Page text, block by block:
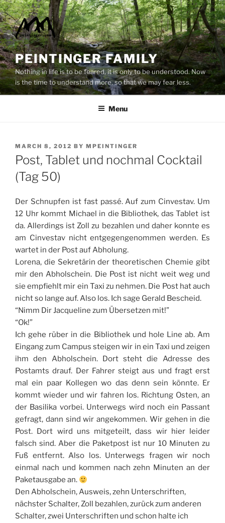
Skip
to
content
PEINTINGER FAMILY
Nothing in life is to be feared, it is only to be understood. Now
is the time to understand more, so that we may fear less.
Menu
POSTED
ON
MARCH 8, 2012 BY MPEINTINGER
Post, Tablet und nochmal Cocktail
(Tag 50)
Der Schnupfen ist fast passé. Auf zum Cinvestav. Um
12 Uhr kommt Michael in die Bibliothek, das Tablet ist
da. Allerdings ist Zoll zu bezahlen und daher konnte es
am Cinvestav nicht entgegengenommen werden. Es
wartet in der Post auf Abholung.
Lorena, die Sekretärin der theoretischen Chemie gibt
mir den Abholschein. Die Post ist nicht weit weg und
sie empfiehlt mir ein Taxi zu nehmen. Die Post hat auch
nicht so lange auf. Also los. Ich sage Gerald Bescheid.
“Nimm Dir Jacqueline zum Übersetzen mit!”
“Ok!”
Ich gehe rüber in die Bibliothek und hole Line ab. Am
Eingang zum Campus steigen wir in ein Taxi und zeigen
ihm den Abholschein. Dort steht die Adresse des
Postamts drauf. Der Fahrer steigt aus und fragt erst
mal ein paar Kollegen wo das denn sein könnte. Er
kommt wieder und wir fahren los. Richtung Osten, an
der Basilika vorbei. Unterwegs wird noch ein Passant
gefragt, dann sind wir angekommen. Wir gehen in die
Post. Dort wird uns mitgeteilt, dass wir hier leider
falsch sind. Aber die Paketpost ist nur 10 Minuten zu
Fuß entfernt. Also los. Unterwegs fragen wir noch
einmal nach und kommen nach zehn Minuten an der
Paketausgabe an.
Den Abholschein, Ausweis, zehn Unterschriften,
nächster Schalter, Zoll bezahlen, zurück zum anderen
Schalter, zwei Unterschriften und schon halte ich